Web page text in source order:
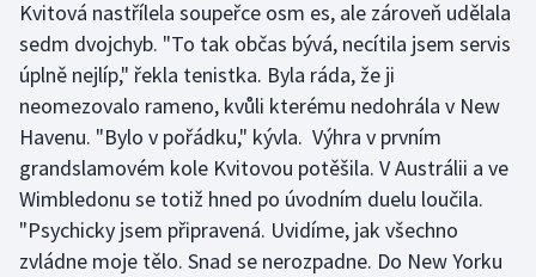
Stolní tenis
Triatlon
Veslování
Vodní slalom
Volejbal
Kvitová nastřílela soupeřce osm es, ale zároveň udělala
sedm dvojchyb. "To tak občas bývá, necítila jsem servis
úplně nejlíp," řekla tenistka. Byla ráda, že ji
neomezovalo rameno, kvůli kterému nedohrála v New
Havenu. "Bylo v pořádku," kývla. Výhra v prvním
grandslamovém kole Kvitovou potěšila. V Austrálii a ve
Wimbledonu se totiž hned po úvodním duelu loučila.
"Psychicky jsem připravená. Uvidíme, jak všechno
zvládne moje tělo. Snad se nerozpadne. Do New Yorku